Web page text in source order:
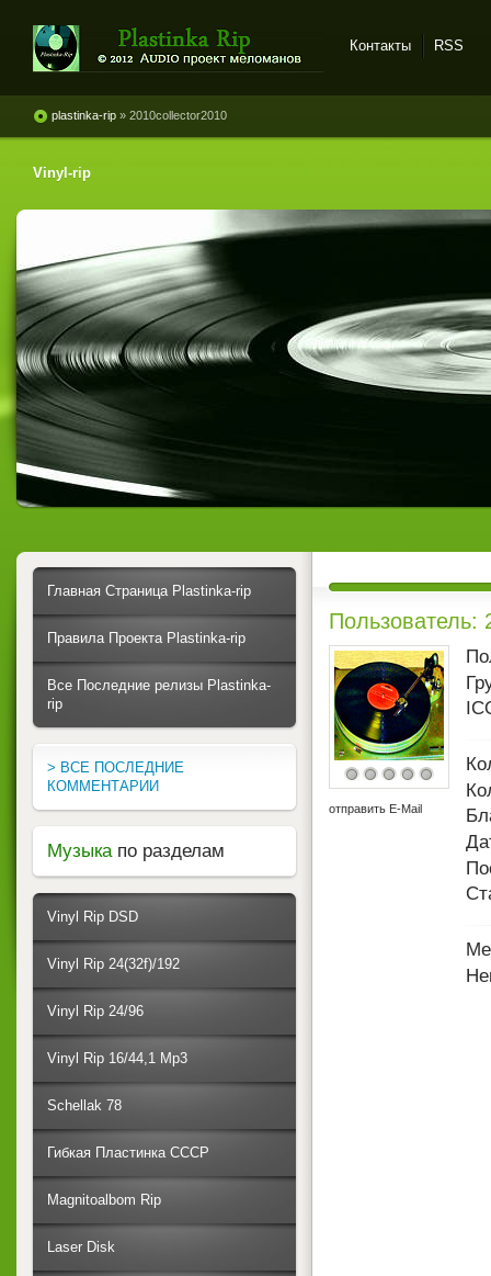
винила и магнитоальбомов
Контакты RSS
plastinka-rip » 2010collector2010
Vinyl-rip
Пользователь:
отправить E-Mail
Главная Страница Plastinka-rip
Правила Проекта Plastinka-rip
Все Последние релизы Plastinka-
rip
> ВСЕ ПОСЛЕДНИЕ
КОММЕНТАРИИ
Музыка по разделам
Vinyl Rip DSD
Vinyl Rip 24(32f)/192
Vinyl Rip 24/96
Vinyl Rip 16/44,1 Mp3
Schellak 78
Гибкая Пластинка СССР
Magnitoalbom Rip
Laser Disk